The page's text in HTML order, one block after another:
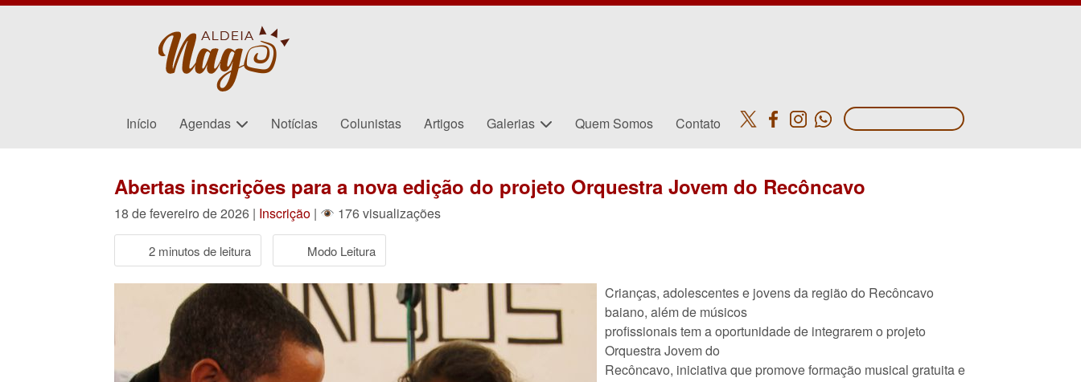
Início Agendas Notícias Colunistas Artigos Galerias Quem Somos Contato
Abertas inscrições para a nova edição do projeto Orquestra Jovem do Recôncavo
18 de fevereiro de 2026 | Inscrição | 176 visualizações
2 minutos de leitura Modo Leitura
Crianças, adolescentes e jovens da região do Recôncavo
baiano, além de músicos
profissionais tem a oportunidade de integrarem o projeto
Orquestra Jovem do
Recôncavo, iniciativa que promove formação musical gratuita e